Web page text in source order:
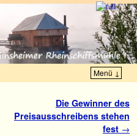
Menü ↓
Die Gewinner des
Preisausschreibens stehen
fest →